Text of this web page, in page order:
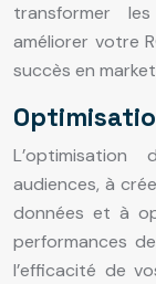
transformer
améliorer votre
succès en
audiences, à
données et à
performances
l’efficacité de